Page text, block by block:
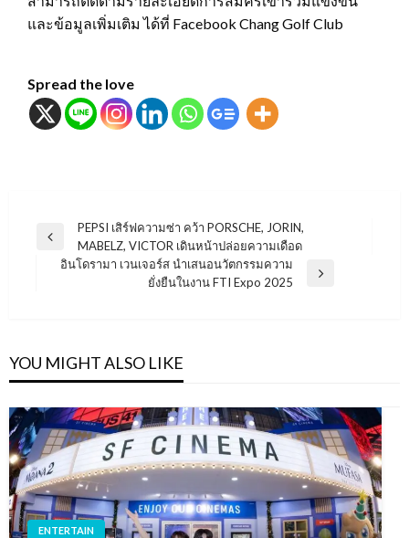
และข้อมูลเพิ่มเติม ได้ที่ Facebook Chang Golf Club
Spread the love
แนะแนว
เรื่อง
Previous
PEPSI เสิร์ฟความซ่า คว้า PORSCHE, JORIN,
MABELZ, VICTOR เดินหน้าปล่อยความเดือด
อินโดรามา เวนเจอร์ส นำเสนอนวัตกรรมความ
ยั่งยืนในงาน FTI Expo 2025
YOU MIGHT ALSO LIKE
ENTERTAIN